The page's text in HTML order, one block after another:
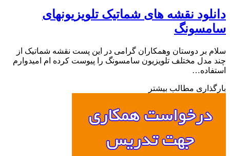
نقشه های شماتیک تلویزیونهای
بر دوستان وهمکاران گرامی در این پست نقشه شماتیک از
مدل مختلف تلویزیون سامسونگ را پیوست کرده ام امیدوارم
مطالب بیشتر